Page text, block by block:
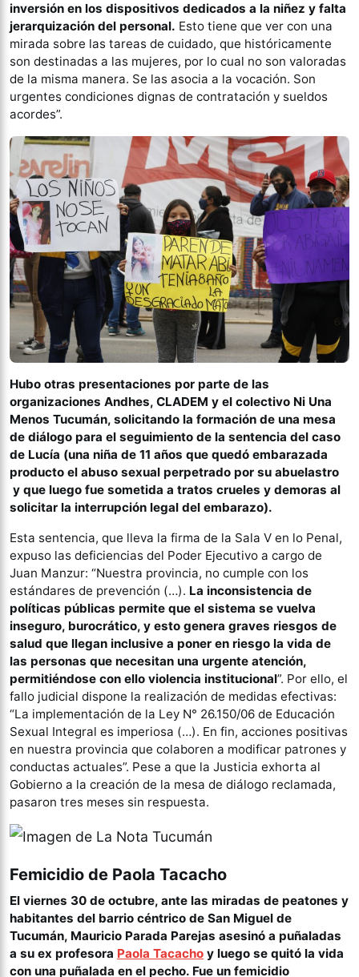
inversión en los dispositivos dedicados a la niñez y falta
jerarquización del personal. Esto tiene que ver con una
mirada sobre las tareas de cuidado, que históricamente
son destinadas a las mujeres, por lo cual no son valoradas
de la misma manera. Se las asocia a la vocación. Son
urgentes condiciones dignas de contratación y sueldos
acordes”.
Hubo otras presentaciones por parte de las
organizaciones Andhes, CLADEM y el colectivo Ni Una
Menos Tucumán, solicitando la formación de una mesa
de diálogo para el seguimiento de la sentencia del caso
de Lucía (una niña de 11 años que quedó embarazada
producto el abuso sexual perpetrado por su abuelastro
y que luego fue sometida a tratos crueles y demoras al
solicitar la interrupción legal del embarazo).
Esta sentencia, que lleva la firma de la Sala V en lo Penal,
expuso las deficiencias del Poder Ejecutivo a cargo de
Juan Manzur: “Nuestra provincia, no cumple con los
estándares de prevención (…). La inconsistencia de
políticas públicas permite que el sistema se vuelva
inseguro, burocrático, y esto genera graves riesgos de
salud que llegan inclusive a poner en riesgo la vida de
las personas que necesitan una urgente atención,
permitiéndose con ello violencia institucional”. Por ello, el
fallo judicial dispone la realización de medidas efectivas:
“La implementación de la Ley N° 26.150/06 de Educación
Sexual Integral es imperiosa (…). En fin, acciones positivas
en nuestra provincia que colaboren a modificar patrones y
conductas actuales”. Pese a que la Justicia exhorta al
Gobierno a la creación de la mesa de diálogo reclamada,
pasaron tres meses sin respuesta.
Femicidio de Paola Tacacho
El viernes 30 de octubre, ante las miradas de peatones y
habitantes del barrio céntrico de San Miguel de
Tucumán, Mauricio Parada Parejas asesinó a puñaladas
a su ex profesora Paola Tacacho y luego se quitó la vida
con una puñalada en el pecho. Fue un femicidio